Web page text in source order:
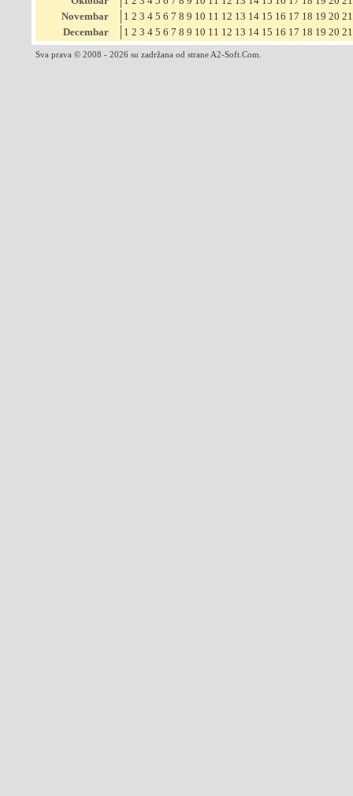
Novembar
1 2 3 4 5 6 7 8 9 10 11 12 13 14 15 16 17 18 19 20 21
Decembar
1 2 3 4 5 6 7 8 9 10 11 12 13 14 15 16 17 18 19 20 21
Sva prava © 2008 - 2026 su zadržana od strane A2-Soft.Com.